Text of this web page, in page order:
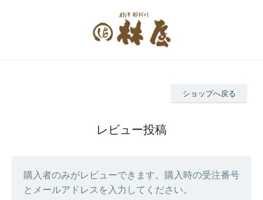
ショップへ戻る
レビュー投稿
購入者のみがレビューできます。購入時の受注番号
とメールアドレスを入力してください。